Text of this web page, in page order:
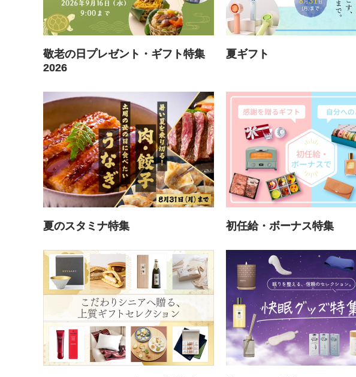
敬老の日プレゼント・ギフト特集
2026
夏ギフト
夏のスタミナ特集 初任給・ボーナス特集